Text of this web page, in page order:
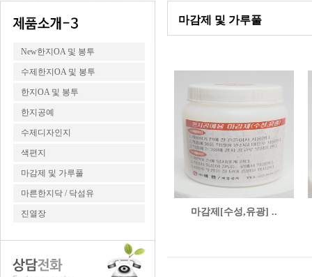
New한지OA 및 봉투
수제한지OA 및 봉투
한지OA 및 봉투
한지공예
수제디자인지
색편지
마감제 및 가루풀
마른한지닥 / 닥섬유
진열장
마감제 및 가루풀
마감제[수성,유광] ..